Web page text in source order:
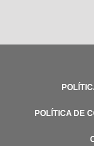
POLÍTICA DE